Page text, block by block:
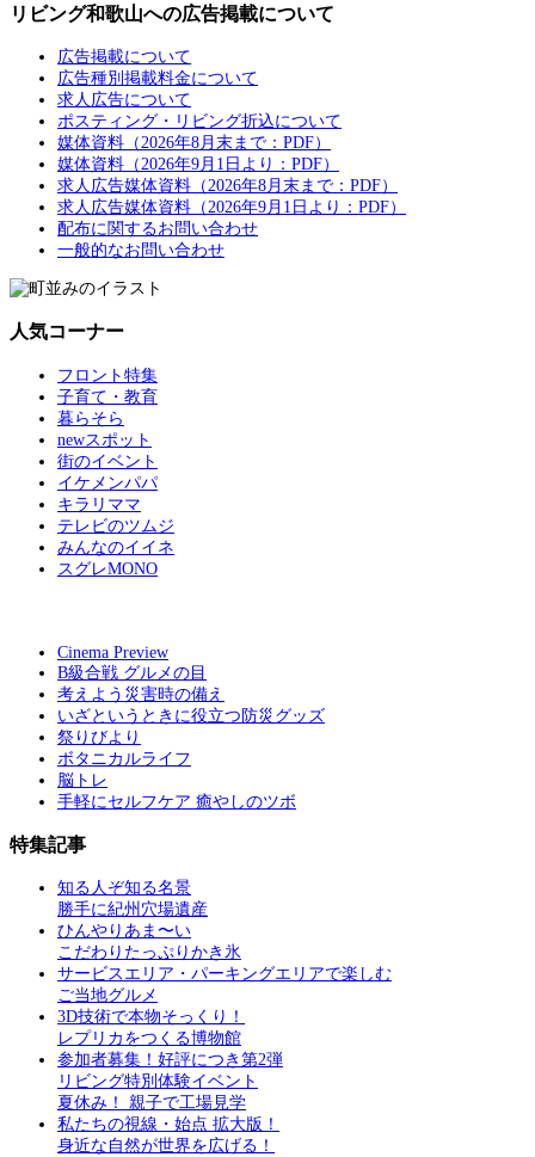
リビング和歌山への広告掲載について
広告掲載について
広告種別掲載料金について
求人広告について
ポスティング・リビング折込について
媒体資料（2026年8月末まで：PDF）
媒体資料（2026年9月1日より：PDF）
求人広告媒体資料（2026年8月末まで：PDF）
求人広告媒体資料（2026年9月1日より：PDF）
配布に関するお問い合わせ
一般的なお問い合わせ
人気コーナー
フロント特集
子育て・教育
暮らそら
newスポット
街のイベント
イケメンパパ
キラリママ
テレビのツムジ
みんなのイイネ
スグレMONO
Cinema Preview
B級合戦 グルメの目
考えよう災害時の備え
いざというときに役立つ防災グッズ
祭りびより
ボタニカルライフ
脳トレ
手軽にセルフケア 癒やしのツボ
特集記事
知る人ぞ知る名景
勝手に紀州穴場遺産
ひんやりあま〜い
こだわりたっぷりかき氷
サービスエリア・パーキングエリアで楽しむ
ご当地グルメ
3D技術で本物そっくり！
レプリカをつくる博物館
参加者募集！好評につき第2弾
リビング特別体験イベント
夏休み！ 親子で工場見学
私たちの視線・始点 拡大版！
身近な自然が世界を広げる！